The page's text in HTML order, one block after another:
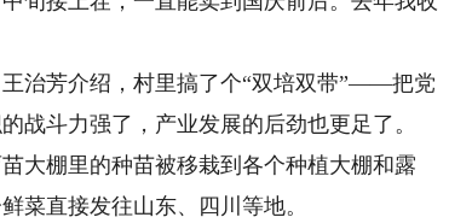
治芳介绍，村里搞了个“双培双带”——把党
战斗力强了，产业发展的后劲也更足了。
棚里的种苗被移栽到各个种植大棚和露
菜直接发往山东、四川等地。